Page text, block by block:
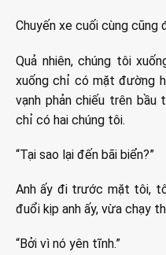
Chuyến xe cuối cùng cũng
Quả nhiên, chúng tôi
xuống chỉ có mặt đường
vạnh phản chiếu trên
chỉ có hai chúng tôi.
“Tại sao lại đến bãi biển?”
Anh ấy đi trước mặt tôi,
đuổi kịp anh ấy, vừa chạy
“Bởi vì nó yên tĩnh.”